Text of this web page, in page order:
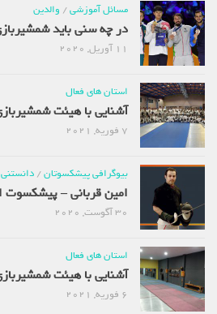
مسائل آموزشی/ والدین
در چه سنی باید
11 آوریل, 2020
استان های فعال
آشنایی با هیئت
7 فوریه, 2021
بیوگرافی پیشکسوتان/
امین قربانی – پیشکسوت
30 آگوست, 2020
استان های فعال
آشنایی با هیئت
6 فوریه, 2021